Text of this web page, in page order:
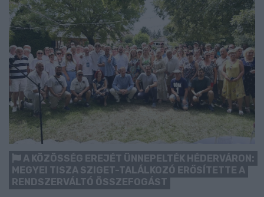
A KÖZÖSSÉG EREJÉT ÜNNEPELTÉK HÉDERVÁRON:
MEGYEI TISZA SZIGET-TALÁLKOZÓ ERŐSÍTETTE A
RENDSZERVÁLTÓ ÖSSZEFOGÁST